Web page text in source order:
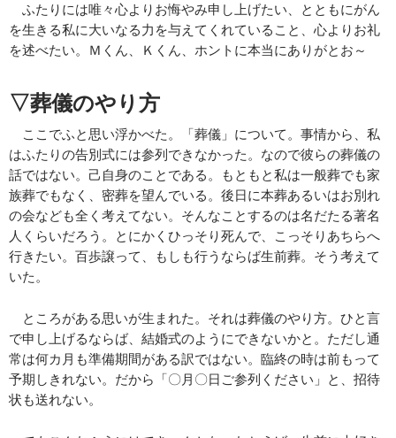
ふたりには唯々心よりお悔やみ申し上げたい、とともにがん
を生きる私に大いなる力を与えてくれていること、心よりお礼
を述べたい。Ｍくん、Ｋくん、ホントに本当にありがとお～
▽葬儀のやり方
ここでふと思い浮かべた。「葬儀」について。事情から、私
はふたりの告別式には参列できなかった。なので彼らの葬儀の
話ではない。己自身のことである。もともと私は一般葬でも家
族葬でもなく、密葬を望んでいる。後日に本葬あるいはお別れ
の会なども全く考えてない。そんなことするのは名だたる著名
人くらいだろう。とにかくひっそり死んで、こっそりあちらへ
行きたい。百歩譲って、もしも行うならば生前葬。そう考えて
いた。
ところがある思いが生まれた。それは葬儀のやり方。ひと言
で申し上げるならば、結婚式のようにできないかと。ただし通
常は何カ月も準備期間がある訳ではない。臨終の時は前もって
予期しきれない。だから「〇月〇日ご参列ください」と、招待
状も送れない。